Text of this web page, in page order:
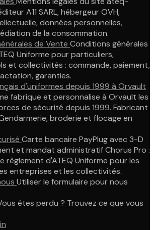
A11 SARL, hébergeur OVH,
données personnelles,
de la consommation.
de Vente Conditions générales
Uniforme pour particuliers,
et collectivités : commande, paiement,
garanties.
d'uniformes depuis 1999 à Orvault
fabrique et personnalise à Orvault les
de sécurité depuis 1999. Fabricant
broderie et flocage en
Carte bancaire PayPlug avec 3-D
et mandat administratif Chorus Pro :
règlement d'ATEQ Uniforme pour les
entreprises et les collectivités.
Utiliser le formulaire pour nous
êtes perdu ? Trouvez ce que vous